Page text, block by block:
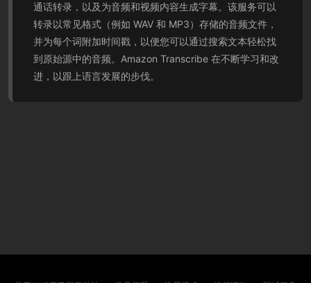
通话转录，以及为音频和视频内容生成字幕。该服务可以
转录以常见格式（例如 WAV 和 MP3）存储的音频文件，
并为每个词附加时间戳，以便您可以通过搜索文本轻松找
到原始源中的音频。Amazon Transcribe 在不断学习和改
进，以跟上语言发展的步伐。